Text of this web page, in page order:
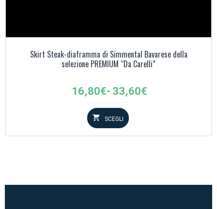
Skirt Steak-diaframma di Simmental Bavarese della
selezione PREMIUM “Da Carelli”
16,80€- 33,60€
Fascia
prezzo:
da
SCEGLI